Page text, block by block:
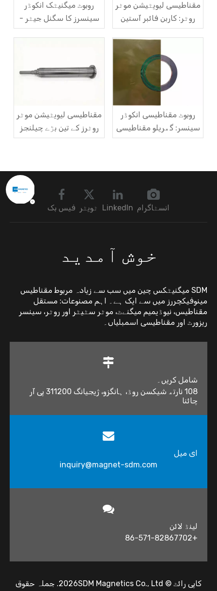
مقناطیسی لیویٹیشن موٹر
روٹر: کاربن فائبر آستین
کی طاقت اور مقناطیس
سینٹرفیوگل اینٹی
کریکنگ حل
روبوٹ میگنیٹک انکوڈر
سینسرز کا سگنل جیٹر -
علامتی علاج سے لے کر
روبوٹ مقناطیسی انکوڈر
سینسر: گھریلو مقناطیسی
کوڈ ڈسکس کس طرح
مقناطیسی لیویٹیشن موٹر
روٹرز کے تین بڑے چیلنجز
اور ان کے حل
فیس بک ٹویٹر LinkedIn انسٹاگرام
خوش آمدید
SDM میگنیٹکس چین میں سب سے زیادہ مربوط مقناطیس
مینوفیکچررز میں سے ایک ہے۔ اہم مصنوعات: مستقل
مقناطیس، نیوڈیمیم میگنےٹ، موٹر سٹیٹر اور روٹر، سینسر
ریزورٹ اور مقناطیسی اسمبلیاں۔
شامل کریں۔
108 نارتھ شیکسن روڈ، ہانگزو، ژیجیانگ 311200 پی آر
چائنا
ای میل
inquiry@magnet-sdm.com
لینڈ لائن
+86-571-82867702
کاپی رائٹ © 2026SDM Magnetics Co., Ltd. جملہ حقوق